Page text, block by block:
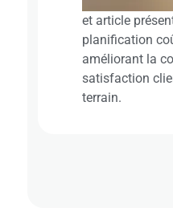
et article
planification
améliorant la
satisfaction
terrain.